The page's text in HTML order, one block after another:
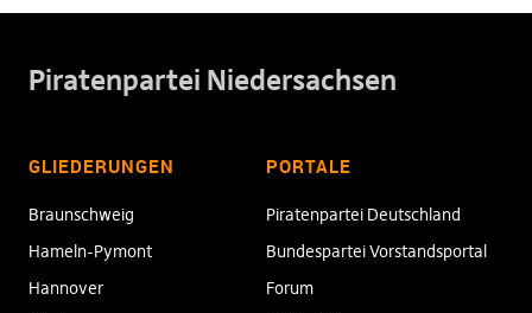
Piratenpartei Niedersachsen
GLIEDERUNGEN
Braunschweig
Hameln-Pymont
Hannover
PORTALE
Piratenpartei Deutschland
Bundespartei Vorstandsportal
Forum